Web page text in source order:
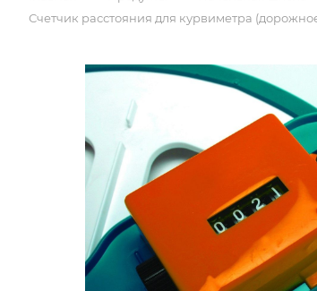
Счетчик расстояния для курвиметра